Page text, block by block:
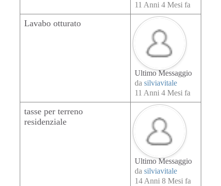
11 Anni 4 Mesi fa
Lavabo otturato
Ultimo Messaggio
da silviavitale
11 Anni 4 Mesi fa
tasse per terreno
residenziale
Ultimo Messaggio
da silviavitale
14 Anni 8 Mesi fa